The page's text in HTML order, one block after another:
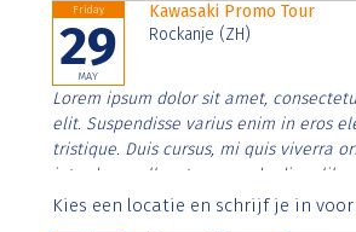
Friday
29
MAY
Kawasaki Promo Tour
Rockanje (ZH)
Lorem ipsum dolor sit amet,
elit. Suspendisse varius enim in eros
tristique. Duis cursus, mi quis viverra
interdum nulla, ut commodo diam
Aenean faucibus nibh et justo cursus
Kies een locatie en schrijf je in